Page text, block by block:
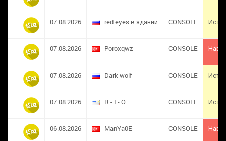
07.08.2026 red eyes в здании CONSOLE Истек
07.08.2026 ​Poroxqwz CONSOLE
07.08.2026 Dark wolf CONSOLE Истек
07.08.2026 R - I - O CONSOLE Истек
06.08.2026 ManYa0E CONSOLE